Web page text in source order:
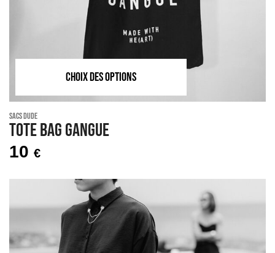
CHOIX DES OPTIONS
Sacs Dude
Tote bag GANGUE
10 €